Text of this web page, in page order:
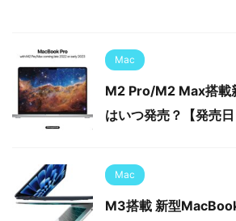
Mac
M2 Pro/M2 Max搭載
はいつ発売？【発売日
Mac
M3搭載 新型